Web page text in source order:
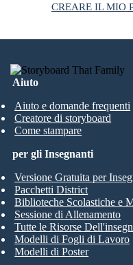
CREARE IL MIO
Aiuto
Aiuto e domande frequenti
Creatore di storyboard
Come stampare
per gli Insegnanti
Versione Gratuita per
Pacchetti District
Biblioteche Scolastiche e
Sessione di Allenamento
Tutte le Risorse
Modelli di Fogli di Lavoro
Modelli di Poster